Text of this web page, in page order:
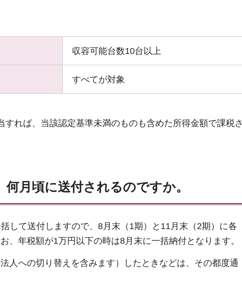
収容可能台数10台以上
すべてが対象
すれば、当該認定基準未満のものも含めた所得金額で課税さ
月頃に送付されるのですか。
して送付しますので、8月末（1期）と11月末（2期）に各
、年税額が1万円以下の時は8月末に一括納付となります。
人への切り替えを含みます）したときなどは、その都度通